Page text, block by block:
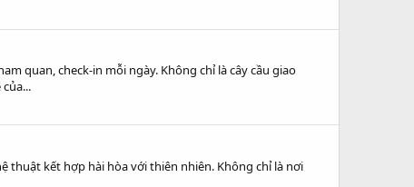
quan, check-in mỗi ngày. Không chỉ là cây cầu giao
thuật kết hợp hài hòa với thiên nhiên. Không chỉ là nơi